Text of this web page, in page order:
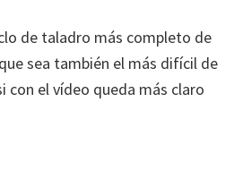
de taladro más completo de
sea también el más difícil de
con el vídeo queda más claro